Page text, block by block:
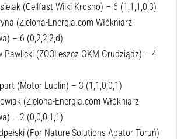
(Cellfast Wilki Krosno) – 6 (1,1,1,0,3)
(Zielona-Energia.com Włókniarz
– 6 (0,2,2,2,d)
Pawlicki (ZOOLeszcz GKM Grudziądz) – 4
(Motor Lublin) – 3 (1,1,0,0,1)
(Zielona-Energia.com Włókniarz
– 2 (0,0,0,1,1)
(For Nature Solutions Apator Toruń)